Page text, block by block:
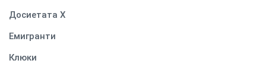
Досиетата Х
Емигранти
Клюки